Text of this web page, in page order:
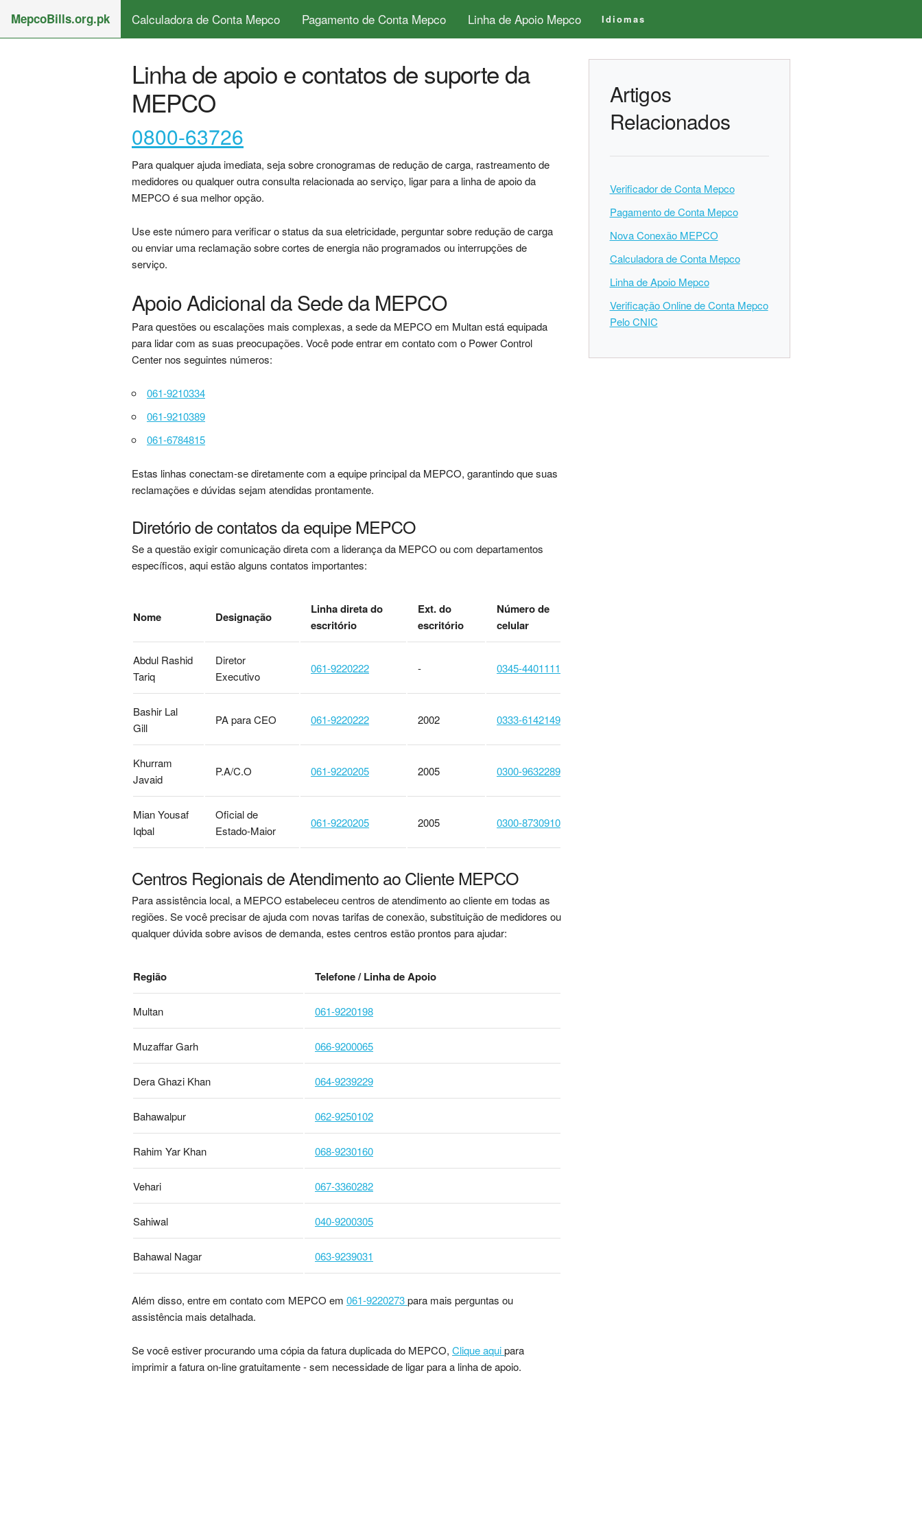
MepcoBills.org.pk Calculadora de Conta Mepco Pagamento de Conta Mepco Linha de Apoio Mepco Idiomas
Linha de apoio e contatos de suporte da
MEPCO
0800-63726
Para qualquer ajuda imediata, seja sobre cronogramas de redução de carga, rastreamento de
medidores ou qualquer outra consulta relacionada ao serviço, ligar para a linha de apoio da
MEPCO é sua melhor opção.
Use este número para verificar o status da sua eletricidade, perguntar sobre redução de carga
ou enviar uma reclamação sobre cortes de energia não programados ou interrupções de
serviço.
Apoio Adicional da Sede da MEPCO
Para questões ou escalações mais complexas, a sede da MEPCO em Multan está equipada
para lidar com as suas preocupações. Você pode entrar em contato com o Power Control
Center nos seguintes números:
061-9210334
061-9210389
061-6784815
Estas linhas conectam-se diretamente com a equipe principal da MEPCO, garantindo que suas
reclamações e dúvidas sejam atendidas prontamente.
Diretório de contatos da equipe MEPCO
Se a questão exigir comunicação direta com a liderança da MEPCO ou com departamentos
específicos, aqui estão alguns contatos importantes:
Nome Designação
Linha direta do
escritório
Ext. do
escritório
Número de
celular
Abdul Rashid
Tariq
Diretor
Executivo
061-9220222 - 0345-4401111
Bashir Lal
Gill
PA para CEO 061-9220222 2002 0333-6142149
Khurram
Javaid
P.A/C.O 061-9220205 2005 0300-9632289
Mian Yousaf
Iqbal
Oficial de
Estado-Maior
061-9220205 2005 0300-8730910
Centros Regionais de Atendimento ao Cliente MEPCO
Para assistência local, a MEPCO estabeleceu centros de atendimento ao cliente em todas as
regiões. Se você precisar de ajuda com novas tarifas de conexão, substituição de medidores ou
qualquer dúvida sobre avisos de demanda, estes centros estão prontos para ajudar:
Região Telefone / Linha de Apoio
Multan 061-9220198
Muzaffar Garh 066-9200065
Dera Ghazi Khan 064-9239229
Bahawalpur 062-9250102
Rahim Yar Khan 068-9230160
Vehari 067-3360282
Sahiwal 040-9200305
Bahawal Nagar 063-9239031
Além disso, entre em contato com MEPCO em 061-9220273para mais perguntas ou
assistência mais detalhada.
Se você estiver procurando uma cópia da fatura duplicada do MEPCO, Clique aquipara
imprimir a fatura on-line gratuitamente - sem necessidade de ligar para a linha de apoio.
Artigos
Relacionados
Verificador de Conta Mepco
Pagamento de Conta Mepco
Nova Conexão MEPCO
Calculadora de Conta Mepco
Linha de Apoio Mepco
Verificação Online de Conta Mepco
Pelo CNIC